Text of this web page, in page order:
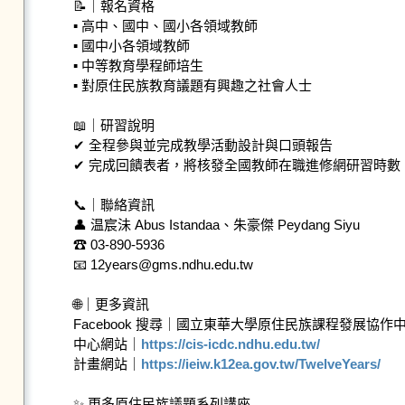
📝｜報名資格
▪ 高中、國中、國小各領域教師
▪ 國中小各領域教師
▪ 中等教育學程師培生
▪ 對原住民族教育議題有興趣之社會人士
📖｜研習說明
✔ 全程參與並完成教學活動設計與口頭報告
✔ 完成回饋表者，將核發全國教師在職進修網研習時數
📞｜聯絡資訊
👤 温宸沬 Abus Istandaa、朱豪傑 Peydang Siyu
☎ 03-890-5936
📧 12years@gms.ndhu.edu.tw
🌐｜更多資訊
Facebook 搜尋｜國立東華大學原住民族課程發展協作
中心網站｜ https://cis-icdc.ndhu.edu.tw/
計畫網站｜ https://ieiw.k12ea.gov.tw/TwelveYears/